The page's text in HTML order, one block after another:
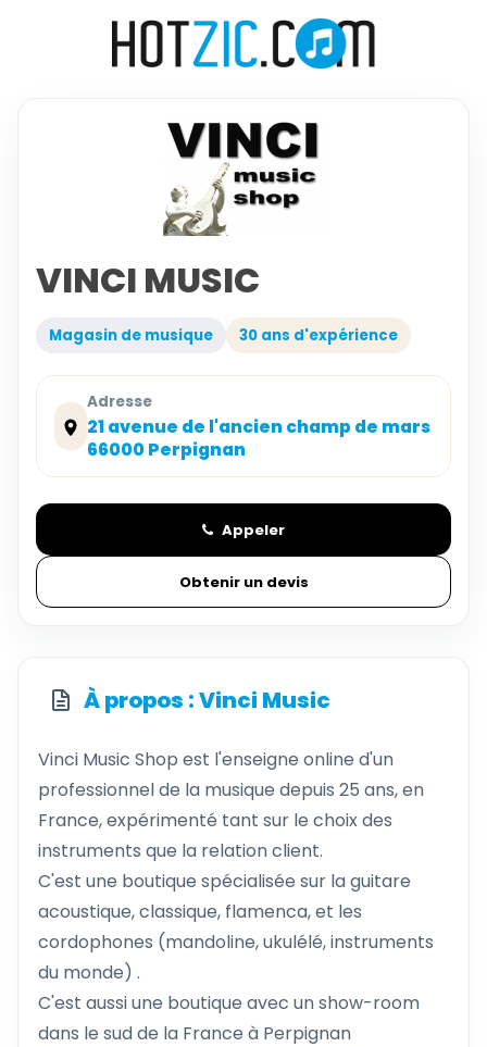
VINCI MUSIC
Magasin de musique 30 ans d'expérience
Adresse
21 avenue de l'ancien champ de mars
66000 Perpignan
Appeler
Obtenir un devis
À propos : Vinci Music
Vinci Music Shop est l'enseigne online d'un
professionnel de la musique depuis 25 ans, en
France, expérimenté tant sur le choix des
instruments que la relation client.
C'est une boutique spécialisée sur la guitare
acoustique, classique, flamenca, et les
cordophones (mandoline, ukulélé, instruments
du monde) .
C'est aussi une boutique avec un show-room
dans le sud de la France à Perpignan